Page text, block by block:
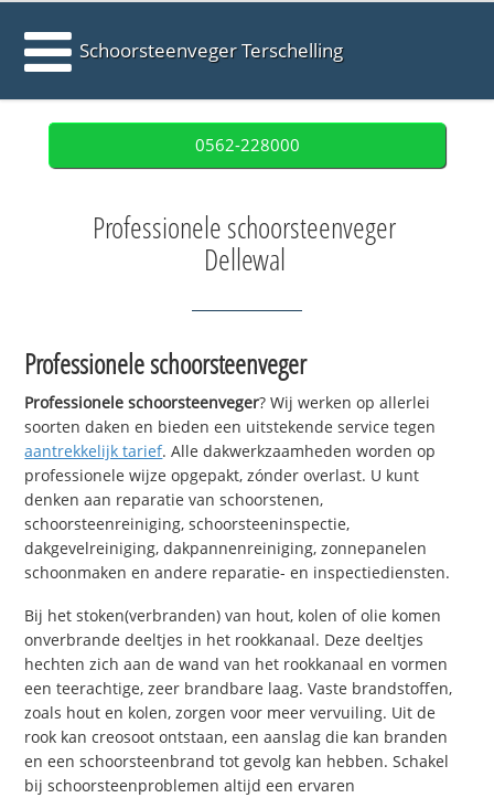
Schoorsteenveger Terschelling
0562-228000
Professionele schoorsteenveger
Dellewal
Professionele schoorsteenveger
Professionele schoorsteenveger? Wij werken op allerlei
soorten daken en bieden een uitstekende service tegen
aantrekkelijk tarief. Alle dakwerkzaamheden worden op
professionele wijze opgepakt, zónder overlast. U kunt
denken aan reparatie van schoorstenen,
schoorsteenreiniging, schoorsteeninspectie,
dakgevelreiniging, dakpannenreiniging, zonnepanelen
schoonmaken en andere reparatie- en inspectiediensten.
Bij het stoken(verbranden) van hout, kolen of olie komen
onverbrande deeltjes in het rookkanaal. Deze deeltjes
hechten zich aan de wand van het rookkanaal en vormen
een teerachtige, zeer brandbare laag. Vaste brandstoffen,
zoals hout en kolen, zorgen voor meer vervuiling. Uit de
rook kan creosoot ontstaan, een aanslag die kan branden
en een schoorsteenbrand tot gevolg kan hebben. Schakel
bij schoorsteenproblemen altijd een ervaren